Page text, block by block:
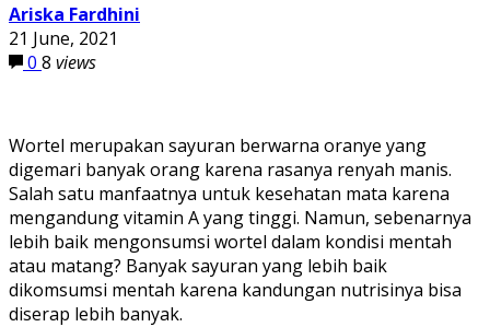
Ariska Fardhini
21 June, 2021
0 8 views
Wortel merupakan sayuran berwarna oranye yang
digemari banyak orang karena rasanya renyah manis.
Salah satu manfaatnya untuk kesehatan mata karena
mengandung vitamin A yang tinggi. Namun, sebenarnya
lebih baik mengonsumsi wortel dalam kondisi mentah
atau matang? Banyak sayuran yang lebih baik
dikomsumsi mentah karena kandungan nutrisinya bisa
diserap lebih banyak.